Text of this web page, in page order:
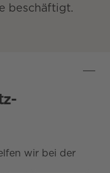
beschäftigt.
wir bei der